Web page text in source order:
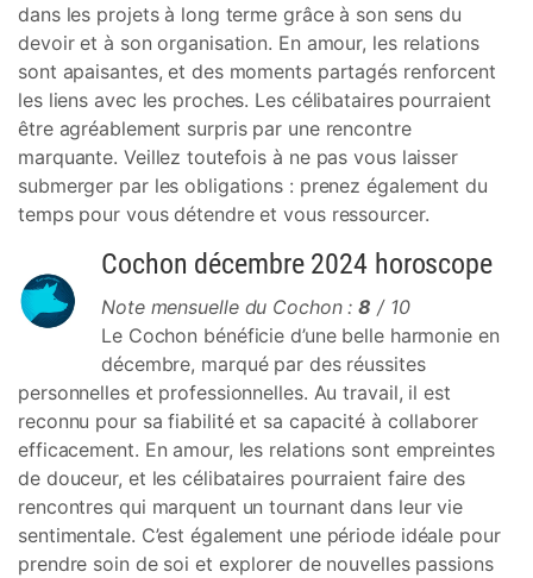
dans les projets à long terme grâce à son sens du
devoir et à son organisation. En amour, les relations
sont apaisantes, et des moments partagés renforcent
les liens avec les proches. Les célibataires pourraient
être agréablement surpris par une rencontre
marquante. Veillez toutefois à ne pas vous laisser
submerger par les obligations : prenez également du
temps pour vous détendre et vous ressourcer.
Cochon décembre 2024 horoscope
Note mensuelle du Cochon :8 / 10
Le Cochon bénéficie d’une belle harmonie en
décembre, marqué par des réussites
personnelles et professionnelles. Au travail, il est
reconnu pour sa fiabilité et sa capacité à collaborer
efficacement. En amour, les relations sont empreintes
de douceur, et les célibataires pourraient faire des
rencontres qui marquent un tournant dans leur vie
sentimentale. C’est également une période idéale pour
prendre soin de soi et explorer de nouvelles passions